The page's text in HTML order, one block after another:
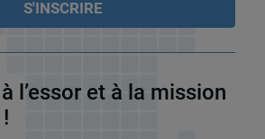
l’essor et à la mission